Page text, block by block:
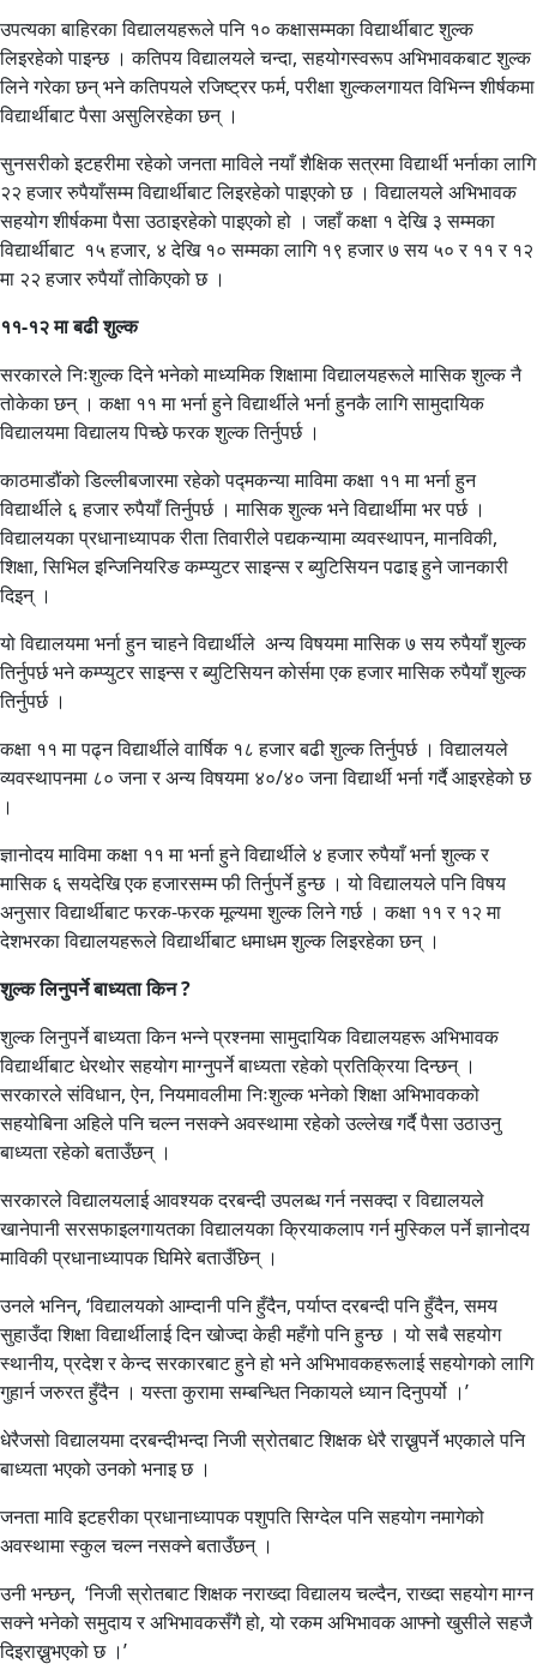
उपत्यका बाहिरका विद्यालयहरूले पनि १० कक्षासम्मका विद्यार्थीबाट शुल्क
लिइरहेको पाइन्छ । कतिपय विद्यालयले चन्दा, सहयोगस्वरूप अभिभावकबाट शुल्क
लिने गरेका छन् भने कतिपयले रजिष्ट्रर फर्म, परीक्षा शुल्कलगायत विभिन्न शीर्षकमा
विद्यार्थीबाट पैसा असुलिरहेका छन् ।
सुनसरीको इटहरीमा रहेको जनता माविले नयाँ शैक्षिक सत्रमा विद्यार्थी भर्नाका लागि
२२ हजार रुपैयाँसम्म विद्यार्थीबाट लिइरहेको पाइएको छ । विद्यालयले अभिभावक
सहयोग शीर्षकमा पैसा उठाइरहेको पाइएको हो । जहाँ कक्षा १ देखि ३ सम्मका
विद्यार्थीबाट १५ हजार, ४ देखि १० सम्मका लागि १९ हजार ७ सय ५० र ११ र १२
मा २२ हजार रुपैयाँ तोकिएको छ ।
११-१२ मा बढी शुल्क
सरकारले निःशुल्क दिने भनेको माध्यमिक शिक्षामा विद्यालयहरूले मासिक शुल्क नै
तोकेका छन् । कक्षा ११ मा भर्ना हुने विद्यार्थीले भर्ना हुनकै लागि सामुदायिक
विद्यालयमा विद्यालय पिच्छे फरक शुल्क तिर्नुपर्छ ।
काठमाडौंको डिल्लीबजारमा रहेको पद्मकन्या माविमा कक्षा ११ मा भर्ना हुन
विद्यार्थीले ६ हजार रुपैयाँ तिर्नुपर्छ । मासिक शुल्क भने विद्यार्थीमा भर पर्छ ।
विद्यालयका प्रधानाध्यापक रीता तिवारीले पद्यकन्यामा व्यवस्थापन, मानविकी,
शिक्षा, सिभिल इन्जिनियरिङ कम्प्युटर साइन्स र ब्युटिसियन पढाइ हुने जानकारी
दिइन् ।
यो विद्यालयमा भर्ना हुन चाहने विद्यार्थीले अन्य विषयमा मासिक ७ सय रुपैयाँ शुल्क
तिर्नुपर्छ भने कम्प्युटर साइन्स र ब्युटिसियन कोर्समा एक हजार मासिक रुपैयाँ शुल्क
तिर्नुपर्छ ।
कक्षा ११ मा पढ्न विद्यार्थीले वार्षिक १८ हजार बढी शुल्क तिर्नुपर्छ । विद्यालयले
व्यवस्थापनमा ८० जना र अन्य विषयमा ४०/४० जना विद्यार्थी भर्ना गर्दै आइरहेको छ
।
ज्ञानोदय माविमा कक्षा ११ मा भर्ना हुने विद्यार्थीले ४ हजार रुपैयाँ भर्ना शुल्क र
मासिक ६ सयदेखि एक हजारसम्म फी तिर्नुपर्ने हुन्छ । यो विद्यालयले पनि विषय
अनुसार विद्यार्थीबाट फरक-फरक मूल्यमा शुल्क लिने गर्छ । कक्षा ११ र १२ मा
देशभरका विद्यालयहरूले विद्यार्थीबाट धमाधम शुल्क लिइरहेका छन् ।
शुल्क लिनुपर्ने बाध्यता किन ?
शुल्क लिनुपर्ने बाध्यता किन भन्ने प्रश्नमा सामुदायिक विद्यालयहरू अभिभावक
विद्यार्थीबाट धेरथोर सहयोग माग्नुपर्ने बाध्यता रहेको प्रतिक्रिया दिन्छन् ।
सरकारले संविधान, ऐन, नियमावलीमा निःशुल्क भनेको शिक्षा अभिभावकको
सहयोबिना अहिले पनि चल्न नसक्ने अवस्थामा रहेको उल्लेख गर्दै पैसा उठाउनु
बाध्यता रहेको बताउँछन् ।
सरकारले विद्यालयलाई आवश्यक दरबन्दी उपलब्ध गर्न नसक्दा र विद्यालयले
खानेपानी सरसफाइलगायतका विद्यालयका क्रियाकलाप गर्न मुस्किल पर्ने ज्ञानोदय
माविकी प्रधानाध्यापक घिमिरे बताउँछिन् ।
उनले भनिन्, ‘विद्यालयको आम्दानी पनि हुँदैन, पर्याप्त दरबन्दी पनि हुँदैन, समय
सुहाउँदा शिक्षा विद्यार्थीलाई दिन खोज्दा केही महँगो पनि हुन्छ । यो सबै सहयोग
स्थानीय, प्रदेश र केन्द सरकारबाट हुने हो भने अभिभावकहरूलाई सहयोगको लागि
गुहार्न जरुरत हुँदैन । यस्ता कुरामा सम्बन्धित निकायले ध्यान दिनुपर्यो ।’
धेरैजसो विद्यालयमा दरबन्दीभन्दा निजी स्रोतबाट शिक्षक धेरै राख्नुपर्ने भएकाले पनि
बाध्यता भएको उनको भनाइ छ ।
जनता मावि इटहरीका प्रधानाध्यापक पशुपति सिग्देल पनि सहयोग नमागेको
अवस्थामा स्कुल चल्न नसक्ने बताउँछन् ।
उनी भन्छन्, ‘निजी स्रोतबाट शिक्षक नराख्दा विद्यालय चल्दैन, राख्दा सहयोग माग्न
सक्ने भनेको समुदाय र अभिभावकसँगै हो, यो रकम अभिभावक आफ्नो खुसीले सहजै
दिइराख्नुभएको छ ।’